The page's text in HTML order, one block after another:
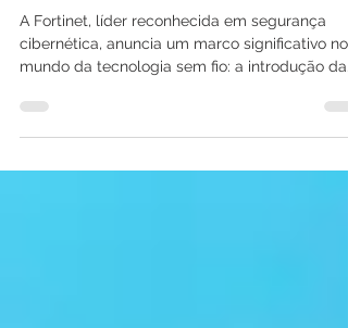
Segura do Setor
A Fortinet, líder reconhecida em segurança
mundo da tecnologia sem fio: a introdução da...